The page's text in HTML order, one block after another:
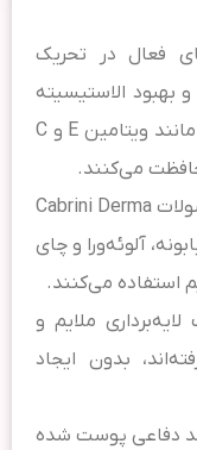
فعال در تحریک
بهبود الاستیسیته
پوست نقش دارند. آنتی‌اکسیدان‌هایی مانند ویتامین E و C
می‌کنند.
محصولات Cabrini Derma
آلوئه‌ورا و چای
استفاده می‌کنند.
ملایم و
بدون ایجاد
دفاعی پوست شده